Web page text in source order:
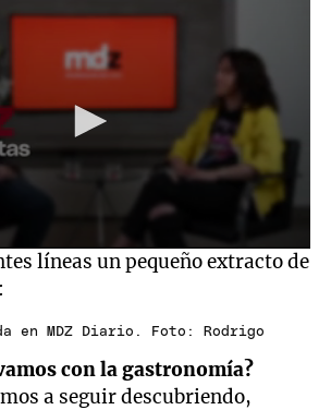
líneas un pequeño extracto de
en MDZ Diario. Foto: Rodrigo
con la gastronomía?
a seguir descubriendo,